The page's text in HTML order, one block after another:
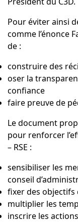
Pour éviter ainsi
comme l’énonce
de :
construire des
oser la
confiance
faire preuve de
Le document
pour renforcer
– RSE :
sensibiliser les
conseil
fixer des objectifs
multiplier les
inscrire les